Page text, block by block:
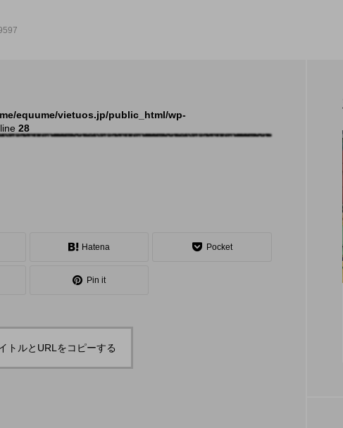
イベント
「ディアボロサマーフ
ェスティバル ２０２
２」、８月２６日開
トピ
ジャグリ
運営メン
equume/vietuos.jp/public_html/wp-
28
Hatena Pocket
Pin it
トルとURLをコピーする
様子とフォト
「ディアボロサマーフェスティバル ２０２
２」、８月２６日開催。